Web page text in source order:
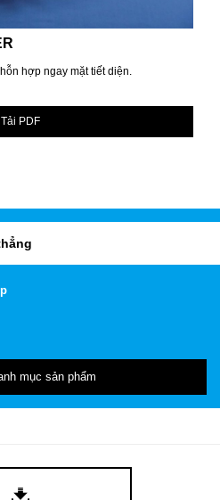
hợp ngay mặt tiết diện.
Tải PDF
mục sản phẩm